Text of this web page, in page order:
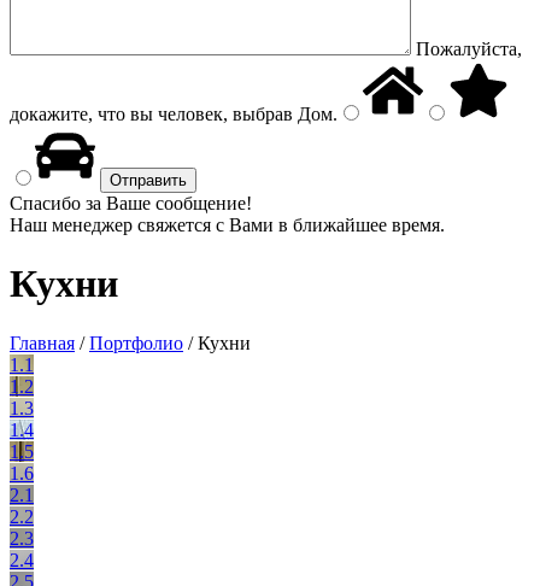
Пожалуйста,
докажите, что вы человек, выбрав Дом.
Спасибо за Ваше сообщение!
Наш менеджер свяжется с Вами в ближайшее время.
Кухни
Главная /Портфолио /Кухни
1.1
1.2
1.3
1.4
1.5
1.6
2.1
2.2
2.3
2.4
2.5